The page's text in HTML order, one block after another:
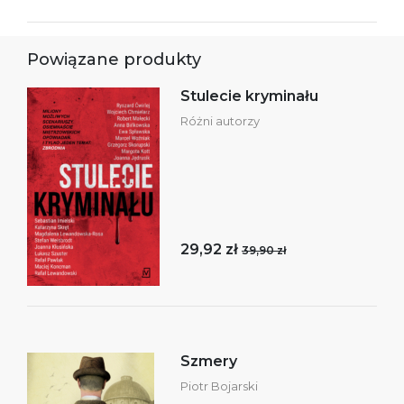
Powiązane produkty
Stulecie kryminału
Różni autorzy
29,92 zł 39,90 zł
Szmery
Piotr Bojarski